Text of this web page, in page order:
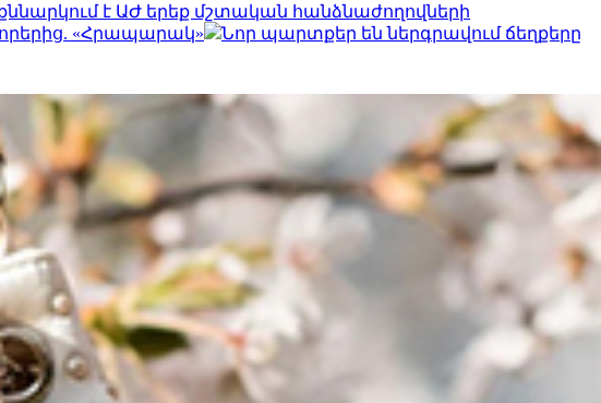
է ԱԺ երեք մշտական հանձնաժողովների
«Հրապարակ»
Նոր պարտքեր են ներգրավում ճեղքերը